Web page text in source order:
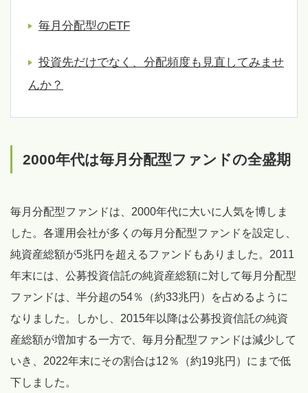
毎月分配型のETF
投資先だけでなく、分配頻度も見直してみませ
んか？
2000年代は毎月分配型ファンドの全盛期
毎月分配型ファンドは、2000年代に大いに人気を博しま
した。各運用会社が多くの毎月分配型ファンドを設定し、
純資産総額が5兆円を超えるファンドもありました。2011
年末には、公募投資信託の純資産総額に対して毎月分配型
ファンドは、半分超の54％（約33兆円）を占めるように
なりました。しかし、2015年以降は公募投資信託の純資
産総額が増加する一方で、毎月分配型ファンドは減少して
いき、2022年末にその割合は12％（約19兆円）にまで低
下しました。